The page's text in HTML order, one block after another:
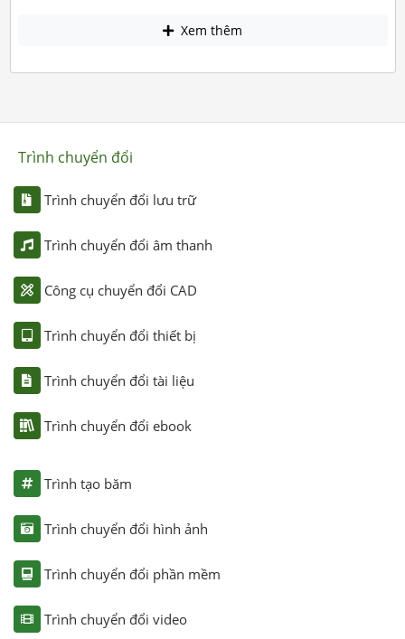
Xem thêm
Trình chuyển đổi
Trình chuyển đổi lưu trữ
Trình chuyển đổi âm thanh
Công cụ chuyển đổi CAD
Trình chuyển đổi thiết bị
Trình chuyển đổi tài liệu
Trình chuyển đổi ebook
Trình tạo băm
Trình chuyển đổi hình ảnh
Trình chuyển đổi phần mềm
Trình chuyển đổi video